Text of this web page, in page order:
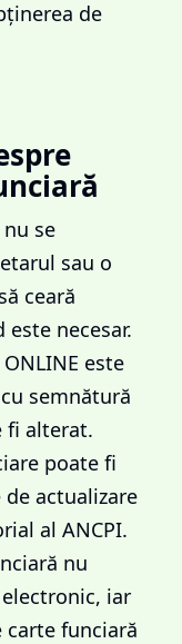
de
se
sau o
ceară
necesar.
este
semnătură
fi alterat.
poate fi
actualizare
al ANCPI.
nu
iar
carte funciară